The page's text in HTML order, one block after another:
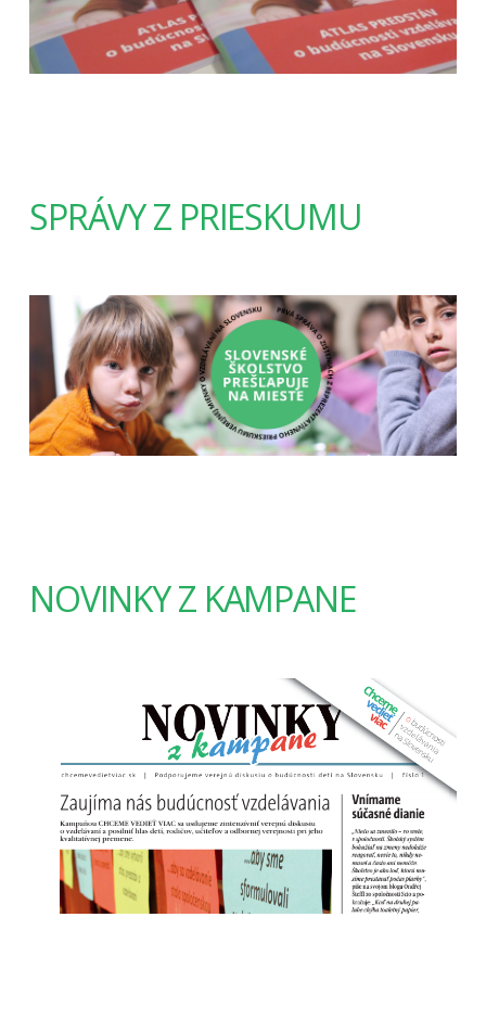
SPRÁVY Z PRIESKUMU
NOVINKY Z KAMPANE